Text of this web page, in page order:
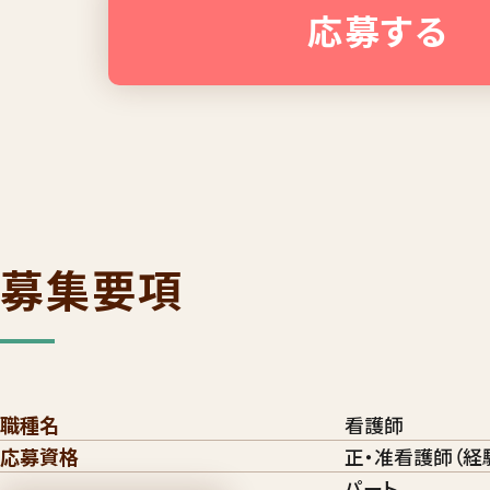
応募する
募集要項
職種名
看護師
応募資格
正・准看護師（経